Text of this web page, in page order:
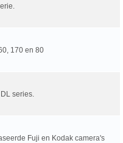
170 en 80
series.
Fuji en Kodak camera's